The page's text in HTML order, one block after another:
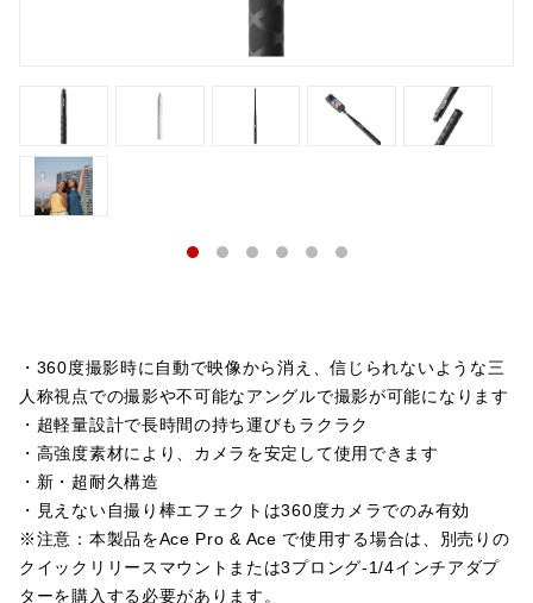
・360度撮影時に自動で映像から消え、信じられないような三
人称視点での撮影や不可能なアングルで撮影が可能になります
・超軽量設計で長時間の持ち運びもラクラク
・高強度素材により、カメラを安定して使用できます
・新・超耐久構造
・見えない自撮り棒エフェクトは360度カメラでのみ有効
※注意：本製品をAce Pro & Ace で使用する場合は、別売りの
クイックリリースマウントまたは3プロング-1/4インチアダプ
ターを購入する必要があります。